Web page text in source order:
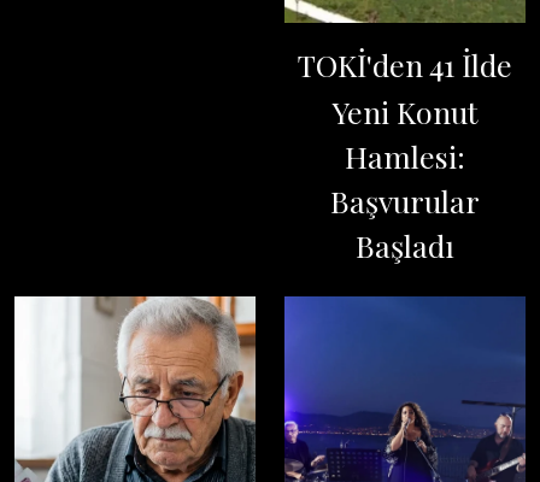
TOKİ'den 41 İlde
Yeni Konut
Hamlesi:
Başvurular
Başladı